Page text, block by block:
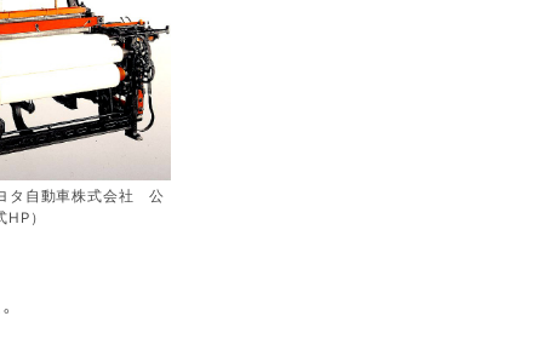
タ自動車株式会社 公
HP）